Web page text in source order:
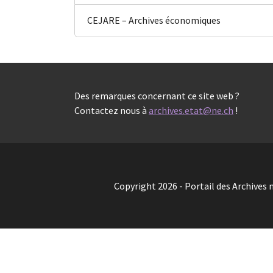
CEJARE – Archives économiques
Des remarques concernant ce site web ?
Contactez nous à archives.etat@ne.ch !
Copyright 2026 - Portail des